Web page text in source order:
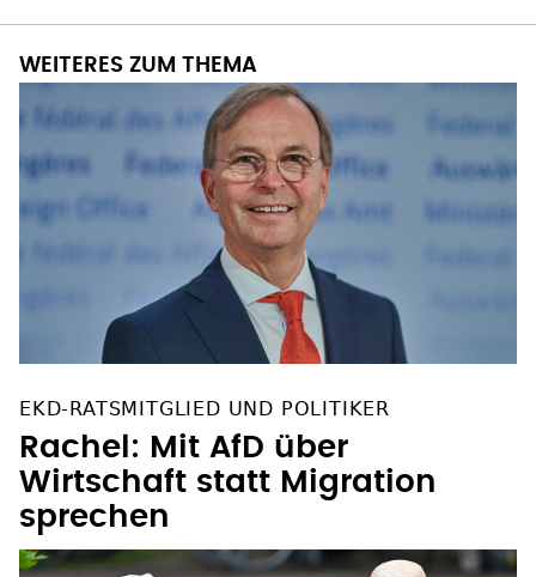
WEITERES ZUM THEMA
EKD-RATSMITGLIED UND POLITIKER
Rachel: Mit AfD über
Wirtschaft statt Migration
sprechen